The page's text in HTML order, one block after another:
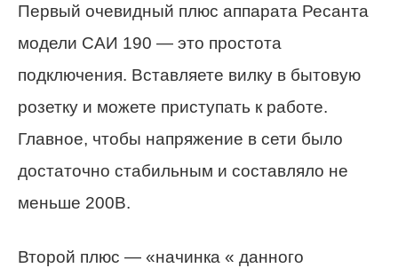
Первый очевидный плюс аппарата Ресанта
модели САИ 190 — это простота
подключения. Вставляете вилку в бытовую
розетку и можете приступать к работе.
Главное, чтобы напряжение в сети было
достаточно стабильным и составляло не
меньше 200В.
Второй плюс — «начинка « данного